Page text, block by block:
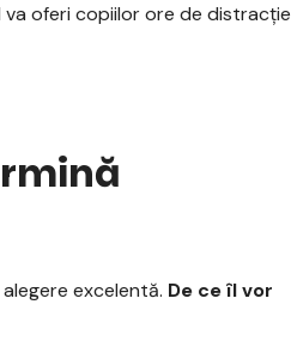
va oferi copiilor ore de distracție
excelentă. De ce îl vor